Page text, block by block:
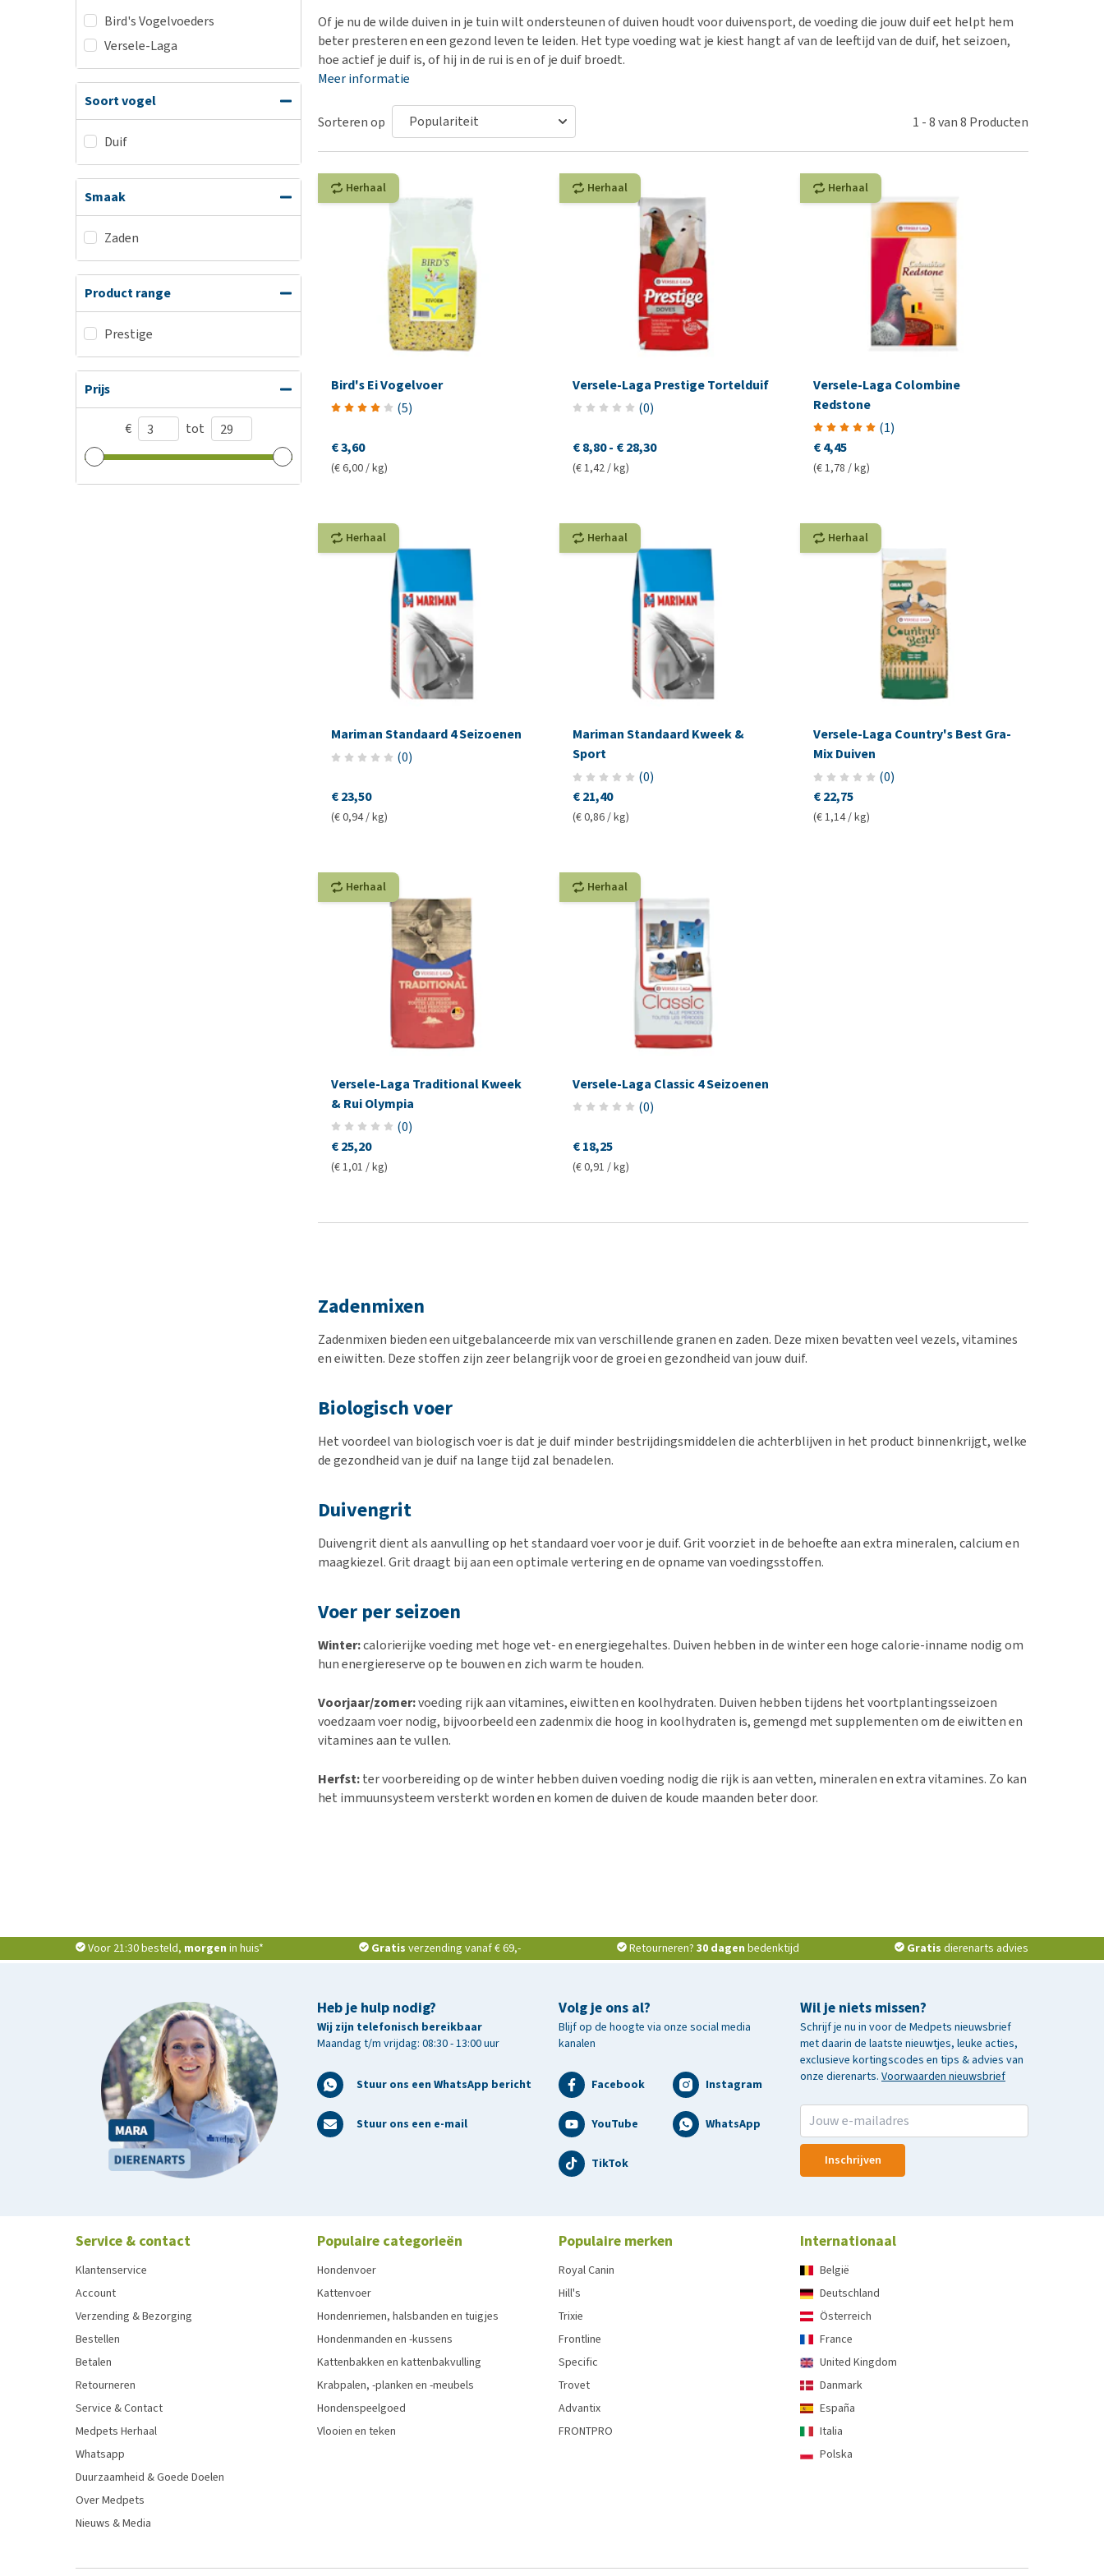
Biologisch hondenvoer
Vegan hondenvoer
Bekijk alles
Voer- en drinkbakken
Op reis en onderweg
Bekijk alles
Puppy apotheek
Vuurwerkangst
Ouderdom en dementie
Puppy apotheek
Vuurwerkangst
Bekijk alles
Ouderdom en dementie
Overgewicht en conditie
Help! Mijn hond plast in
huis. Wat nu?
Bird's Vogelvoeders
Versele-Laga
Soort vogel
Duif
Smaak
Zaden
Product range
Prestige
Prijs
€ tot
Of je nu de wilde duiven in je tuin wilt ondersteunen of duiven houdt voor duivensport, de voeding die jouw duif eet helpt hem
beter presteren en een gezond leven te leiden. Het type voeding wat je kiest hangt af van de leeftijd van de duif, het seizoen,
hoe actief je duif is, of hij in de rui is en of je duif broedt.
Meer informatie
Sorteren op 1 -8van8 Producten
Herhaal
Bird's Ei Vogelvoer
(5)
€ 3,60
(€ 6,00 / kg)
Herhaal
Versele-Laga Prestige Tortelduif
(0)
€ 8,80 - € 28,30
(€ 1,42 / kg)
Herhaal
Versele-Laga Colombine
Redstone
(1)
€ 4,45
(€ 1,78 / kg)
Herhaal
Mariman Standaard 4 Seizoenen
(0)
€ 23,50
(€ 0,94 / kg)
Herhaal
Mariman Standaard Kweek &
Sport
(0)
€ 21,40
(€ 0,86 / kg)
Herhaal
Versele-Laga Country's Best Gra-
Mix Duiven
(0)
€ 22,75
(€ 1,14 / kg)
Herhaal
Versele-Laga Traditional Kweek
& Rui Olympia
(0)
€ 25,20
(€ 1,01 / kg)
Herhaal
Versele-Laga Classic 4 Seizoenen
(0)
€ 18,25
(€ 0,91 / kg)
Zadenmixen
Zadenmixen bieden een uitgebalanceerde mix van verschillende granen en zaden. Deze mixen bevatten veel vezels, vitamines
en eiwitten. Deze stoffen zijn zeer belangrijk voor de groei en gezondheid van jouw duif.
Biologisch voer
Het voordeel van biologisch voer is dat je duif minder bestrijdingsmiddelen die achterblijven in het product binnenkrijgt, welke
de gezondheid van je duif na lange tijd zal benadelen.
Duivengrit
Duivengrit dient als aanvulling op het standaard voer voor je duif. Grit voorziet in de behoefte aan extra mineralen, calcium en
maagkiezel. Grit draagt bij aan een optimale vertering en de opname van voedingsstoffen.
Voer per seizoen
Winter:calorierijke voeding met hoge vet- en energiegehaltes. Duiven hebben in de winter een hoge calorie-inname nodig om
hun energiereserve op te bouwen en zich warm te houden.
Voorjaar/zomer:voeding rijk aan vitamines, eiwitten en koolhydraten. Duiven hebben tijdens het voortplantingsseizoen
voedzaam voer nodig, bijvoorbeeld een zadenmix die hoog in koolhydraten is, gemengd met supplementen om de eiwitten en
vitamines aan te vullen.
Herfst:ter voorbereiding op de winter hebben duiven voeding nodig die rijk is aan vetten, mineralen en extra vitamines. Zo kan
het immuunsysteem versterkt worden en komen de duiven de koude maanden beter door.
Voor 21:30 besteld, morgen in huis* Gratis verzending vanaf € 69,- Retourneren? 30 dagen bedenktijd Gratis dierenarts advies
Heb je hulp nodig?
Wij zijn telefonisch bereikbaar
Maandag t/m vrijdag: 08:30 - 13:00 uur
Stuur ons een WhatsApp bericht
Stuur ons een e-mail
Wil je niets missen?
Schrijf je nu in voor de Medpets nieuwsbrief
met daarin de laatste nieuwtjes, leuke acties,
exclusieve kortingscodes en tips & advies van
onze dierenarts. Voorwaarden nieuwsbrief
Inschrijven
Volg je ons al?
Blijf op de hoogte via onze social media
kanalen
Facebook Instagram
YouTube WhatsApp
TikTok
Service & contact
Klantenservice
Account
Verzending & Bezorging
Bestellen
Betalen
Retourneren
Service & Contact
Medpets Herhaal
Whatsapp
Duurzaamheid & Goede Doelen
Over Medpets
Nieuws & Media
Populaire categorieën
Hondenvoer
Kattenvoer
Hondenriemen, halsbanden en tuigjes
Hondenmanden en -kussens
Kattenbakken en kattenbakvulling
Krabpalen, -planken en -meubels
Hondenspeelgoed
Vlooien en teken
Populaire merken
Royal Canin
Hill's
Trixie
Frontline
Specific
Trovet
Advantix
FRONTPRO
Internationaal
België
Deutschland
Österreich
France
United Kingdom
Danmark
España
Italia
Polska